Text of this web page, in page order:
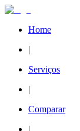
Home
|
Serviços
|
Comparar
|